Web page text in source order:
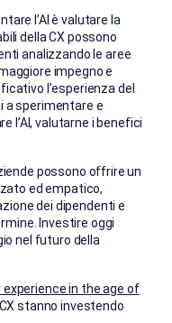
l’AI è valutare la
della CX possono
analizzando le aree
impegno e
l’esperienza del
a sperimentare e
l’AI, valutarne i benefici
possono offrire un
ed empatico,
dei dipendenti e
Investire oggi
nel futuro della
in the age of
stanno investendo